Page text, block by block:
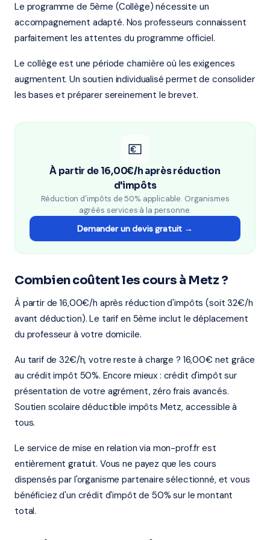
Le programme de 5ème (Collège) nécessite un
accompagnement adapté. Nos professeurs connaissent
parfaitement les attentes du programme officiel.
Le collège est une période charnière où les exigences
augmentent. Un soutien individualisé permet de consolider
les bases et préparer sereinement le brevet.
💶
À partir de 16,00€/h après réduction
d'impôts
Réduction d'impôts de 50% applicable. Organismes
agréés services à la personne.
Demander un devis gratuit →
Combien coûtent les cours à Metz ?
À partir de 16,00€/h après réduction d'impôts (soit 32€/h
avant déduction). Le tarif en 5ème inclut le déplacement
du professeur à votre domicile.
Au tarif de 32€/h, votre reste à charge ? 16,00€ net grâce
au crédit impôt 50%. Encore mieux : crédit d'impôt sur
présentation de votre agrément, zéro frais avancés.
Soutien scolaire déductible impôts Metz, accessible à
tous.
Le service de mise en relation via mon-prof.fr est
entièrement gratuit. Vous ne payez que les cours
dispensés par l'organisme partenaire sélectionné, et vous
bénéficiez d'un crédit d'impôt de 50% sur le montant
total.